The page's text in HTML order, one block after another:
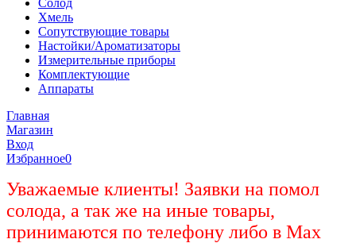
Солод
Хмель
Сопутствующие товары
Настойки/Ароматизаторы
Измерительные приборы
Комплектующие
Аппараты
Главная
Магазин
Вход
Избранное0
Уважаемые клиенты! Заявки на помол
солода, а так же на иные товары,
принимаются по телефону либо в Max